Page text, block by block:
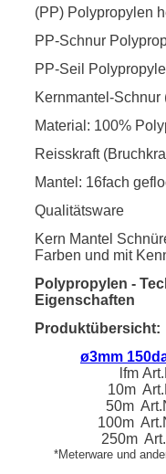
(PP) Polypropylen
PP-Schnur
PP-Seil
Kernmantel-
Material: 100%
Reisskraft
Mantel: 16fach
Qualitätsware
Kern Mantel
Farben und mit
Polypropylen -
Eigenschaften
Produktübersicht:
ø3mm
lfm
10m
50m
100m
250m
*Meterware und